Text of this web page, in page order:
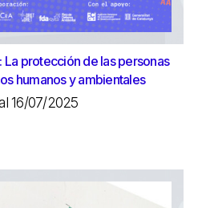
La protección de las personas
humanos y ambientales
16/07/2025